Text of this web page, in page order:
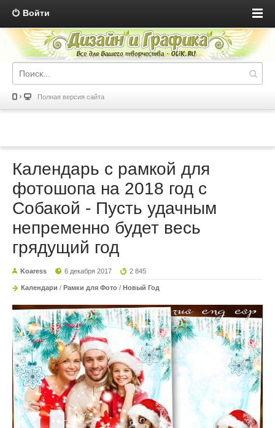
Войти
Полная версия сайта
Календарь с рамкой для
фотошопа на 2018 год с
Собакой - Пусть удачным
непременно будет весь
грядущий год
Koaress 6 декабря 2017 2 845
Календари / Рамки для Фото / Новый Год